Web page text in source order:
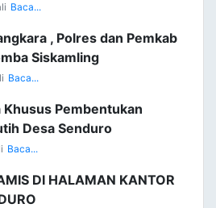
Baca...
, Polres dan Pemkab
Siskamling
Baca...
Pembentukan
Desa Senduro
Baca...
DI HALAMAN KANTOR